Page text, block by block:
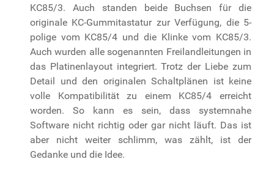
KC85/3. Auch standen beide Buchsen für die
originale KC-Gummitastatur zur Verfügung, die 5-
polige vom KC85/4 und die Klinke vom KC85/3.
Auch wurden alle sogenannten Freilandleitungen in
das Platinenlayout integriert. Trotz der Liebe zum
Detail und den originalen Schaltplänen ist keine
volle Kompatibilität zu einem KC85/4 erreicht
worden. So kann es sein, dass systemnahe
Software nicht richtig oder gar nicht läuft. Das ist
aber nicht weiter schlimm, was zählt, ist der
Gedanke und die Idee.